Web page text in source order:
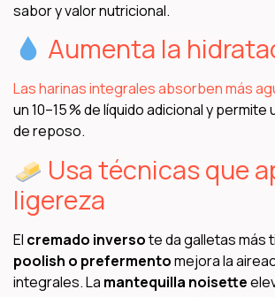
sabor y valor nutricional.
Aumenta la
Las harinas integrales absorben más
un 10–15 % de líquido adicional y
de reposo.
Usa técnicas que
ligereza
El cremado inversote da galletas más
poolish o prefermentomejora la
integrales. La mantequilla noisette